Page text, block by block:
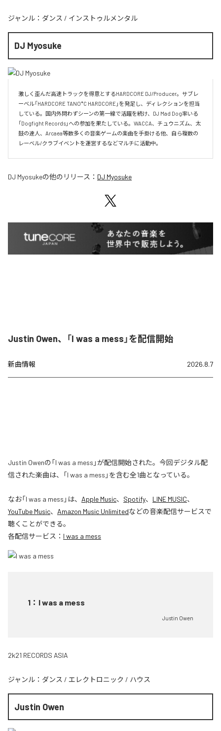
ジャンル： ダンス / インストゥルメンタル
DJ Myosuke
激しく歪んだ高速トラックを得意とするHARDCORE DJ/Producer。サブレ
ーベル「HARDCORE TANO*C HARDCORE」を発足し、ディレクションを担当
している。国内外問わずシーンの第一線で活躍を続け、DJ Mad Dog率いる
「Dogfight Records」への参加を果たしている。WACCA、チュウニズム、太
鼓の達人、Arcaea等数多くの音楽ゲームの楽曲を手掛ける他、自ら複数の
レーベル/クラブイベントを運営するなどマルチに活動中。
DJ Myosukeの他のリリース： DJ Myosuke
Justin Owen、「I was a mess」を配信開始
新曲情報 2026.8.7
Justin Owenの「I was a mess」が配信開始された。今回デジタル配
信された楽曲は、「I was a mess」を含む全1曲となっている。
なお「I was a mess 」は、 Apple Music、 Spotify、 LINE MUSIC、
YouTube Music、 Amazon Music Unlimitedなどの音楽配信サービスで
聴くことができる。
各配信サービス： I was a mess
1 ： I was a mess
Justin Owen
2k21 RECORDS ASIA
ジャンル： ダンス / エレクトロニック / ハウス
Justin Owen